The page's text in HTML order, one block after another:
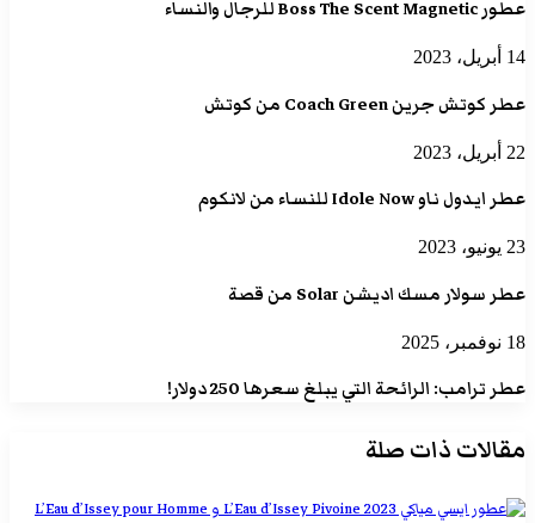
عطور Boss The Scent Magnetic للرجال والنساء
14 أبريل، 2023
عطر كوتش جرين Coach Green من كوتش
22 أبريل، 2023
عطر ايدول ناو Idole Now للنساء من لانكوم
23 يونيو، 2023
عطر سولار مسك اديشن Solar من قصة
18 نوفمبر، 2025
عطر ترامب: الرائحة التي يبلغ سعرها 250 دولار!
مقالات ذات صلة